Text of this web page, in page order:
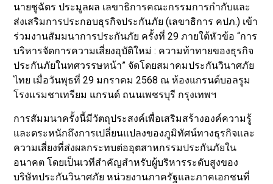
นายชูฉัตร ประมูลผล เลขาธิการคณะกรรมการกำกับและ
ส่งเสริมการประกอบธุรกิจประกันภัย (เลขาธิการ คปภ.) เข้า
ร่วมงานสัมมนาการประกันภัย ครั้งที่ 29 ภายใต้หัวข้อ “การ
บริหารจัดการความเสี่ยงอุบัติใหม่ : ความท้าทายของธุรกิจ
ประกันภัยในทศวรรษหน้า” จัดโดยสมาคมประกันวินาศภัย
ไทย เมื่อวันพุธที่ 29 มกราคม 2568 ณ ห้องแกรนด์บอลรูม
โรงแรมชาเทรียม แกรนด์ ถนนเพชรบุรี กรุงเทพฯ
การสัมมนาครั้งนี้มีวัตถุประสงค์เพื่อเสริมสร้างองค์ความรู้
และตระหนักถึงการเปลี่ยนแปลงของภูมิทัศน์ทางธุรกิจและ
ความเสี่ยงที่ส่งผลกระทบต่ออุตสาหกรรมประกันภัยใน
อนาคต โดยเป็นเวทีสำคัญสำหรับผู้บริหารระดับสูงของ
บริษัทประกันวินาศภัย หน่วยงานภาครัฐและภาคเอกชนที่